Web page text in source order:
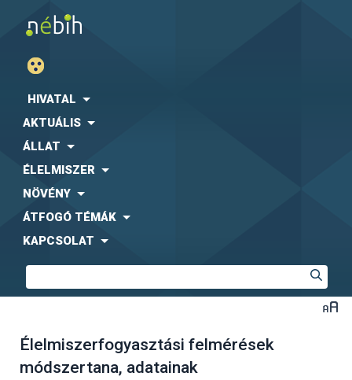
HIVATAL
AKTUÁLIS
ÁLLAT
ÉLELMISZER
NÖVÉNY
ÁTFOGÓ TÉMÁK
KAPCSOLAT
Élelmiszerfogyasztási felmérések
módszertana, adatainak